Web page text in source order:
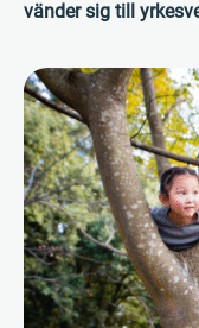
vänder sig till